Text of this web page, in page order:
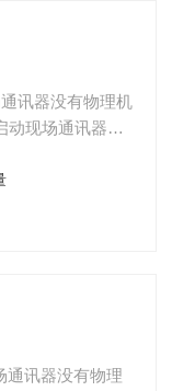
讯器没有物理机
动现场通讯器，
通讯器没有物理